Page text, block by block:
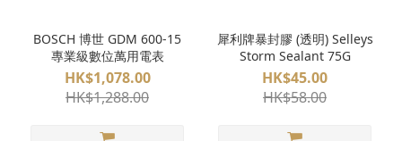
BOSCH 博世 GDM 600-15
專業級數位萬用電表
HK$1,078.00
HK$1,288.00
犀利牌暴封膠 (透明) Selleys
Storm Sealant 75G
HK$45.00
HK$58.00